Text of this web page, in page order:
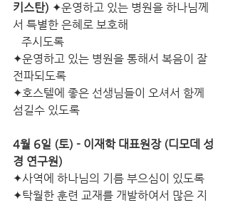
키스탄) ✦운영하고 있는 병원을 하나님께
서 특별한 은혜로 보호해
주시도록
✦운영하고 있는 병원을 통해서 복음이 잘
전파되도록
✦호스텔에 좋은 선생님들이 오셔서 함께
섬길수 있도록
4월 6일 (토) - 이재학 대표원장 (디모데 성
경 연구원)
✦사역에 하나님의 기름 부으심이 있도록
✦탁월한 훈련 교재를 개발하여서 많은 지